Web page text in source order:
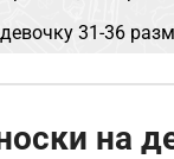
31-36
на